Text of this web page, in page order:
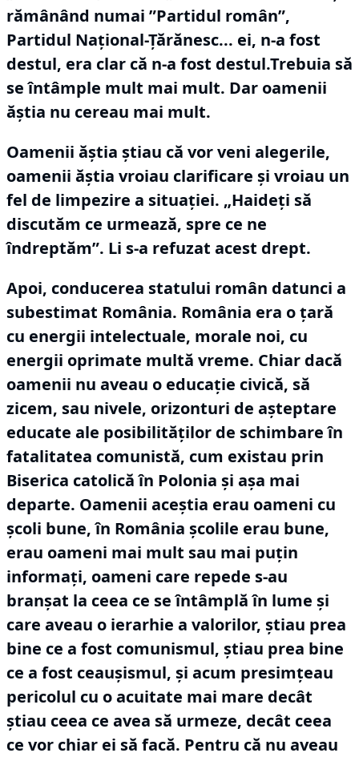
rămânând numai ”Partidul român”,
Partidul Național-Țărănesc... ei, n-a fost
destul, era clar că n-a fost destul.Trebuia să
se întâmple mult mai mult. Dar oamenii
ăștia nu cereau mai mult.
Oamenii ăștia știau că vor veni alegerile,
oamenii ăștia vroiau clarificare și vroiau un
fel de limpezire a situației. „Haideți să
discutăm ce urmează, spre ce ne
îndreptăm”. Li s-a refuzat acest drept.
Apoi, conducerea statului român datunci a
subestimat România. România era o țară
cu energii intelectuale, morale noi, cu
energii oprimate multă vreme. Chiar dacă
oamenii nu aveau o educație civică, să
zicem, sau nivele, orizonturi de așteptare
educate ale posibilităților de schimbare în
fatalitatea comunistă, cum existau prin
Biserica catolică în Polonia și așa mai
departe. Oamenii aceștia erau oameni cu
școli bune, în România școlile erau bune,
erau oameni mai mult sau mai puțin
informați, oameni care repede s-au
branșat la ceea ce se întâmplă în lume și
care aveau o ierarhie a valorilor, știau prea
bine ce a fost comunismul, știau prea bine
ce a fost ceaușismul, și acum presimțeau
pericolul cu o acuitate mai mare decât
știau ceea ce avea să urmeze, decât ceea
ce vor chiar ei să facă. Pentru că nu aveau